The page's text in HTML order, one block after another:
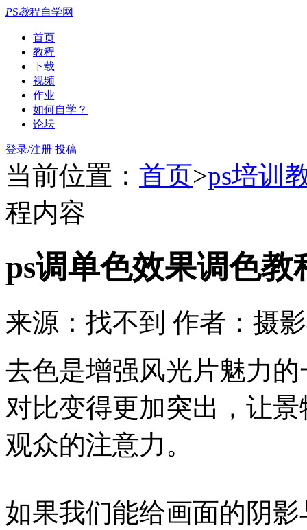
PS教程自学网
首页
教程
下载
视频
作业
如何自学？
论坛
登录/注册 投稿
当前位置： 首页>ps培训
程内容
ps调单色效果调色教
来源：找不到 作者：摄
去色是增强风光片魅力
对比变得更加突出，让
观众的注意力。
如果我们能给画面的阴